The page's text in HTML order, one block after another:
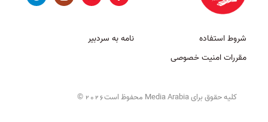
شروط استفاده
مقررات امنیت خصوصی
نامه به سردبیر
کلیه حقوق برای Media Arabia محفوظ است 2026
©